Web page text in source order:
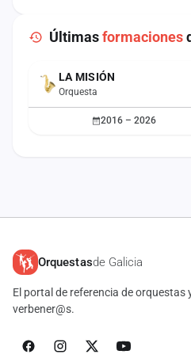
Últimasformaciones
LA MISIÓN
Orquesta
2016 – 2026
Orquestasde Galicia
El portal de referencia de orquestas
verbener@s.